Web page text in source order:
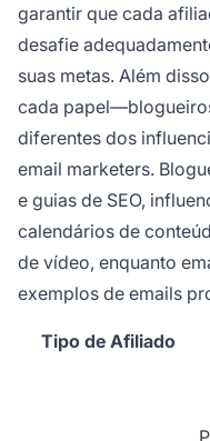
garantir que cada
desafie
suas metas. Além
cada
diferentes dos
email marketers.
e guias de SEO,
calendários de
de vídeo, enquanto
exemplos de emails
Tipo de Afiliado